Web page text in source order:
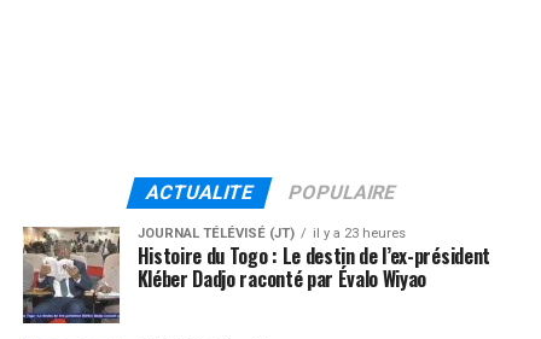
ACTUALITE POPULAIRE
JOURNAL TÉLÉVISÉ (JT) il y a 23 heures
Histoire du Togo : Le destin de l’ex-président
Kléber Dadjo raconté par Évalo Wiyao